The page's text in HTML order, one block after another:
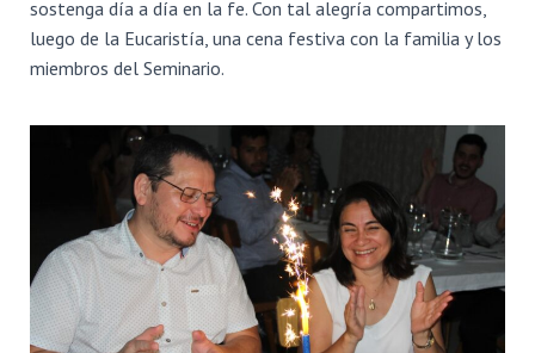
sostenga día a día en la fe. Con tal alegría compartimos,
luego de la Eucaristía, una cena festiva con la familia y los
miembros del Seminario.